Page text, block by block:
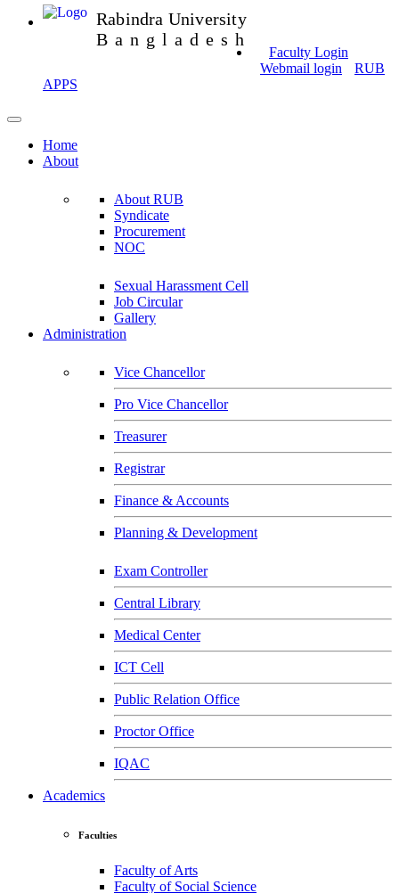
Rabindra University
Bangladesh
Faculty Login
Webmail login
RUB
APPS
Home
About
About RUB
Syndicate
Procurement
NOC
Sexual Harassment Cell
Job Circular
Gallery
Administration
Vice Chancellor
Pro Vice Chancellor
Treasurer
Registrar
Finance & Accounts
Planning & Development
Exam Controller
Central Library
Medical Center
ICT Cell
Public Relation Office
Proctor Office
IQAC
Academics
Faculties
Faculty of Arts
Faculty of Social Science